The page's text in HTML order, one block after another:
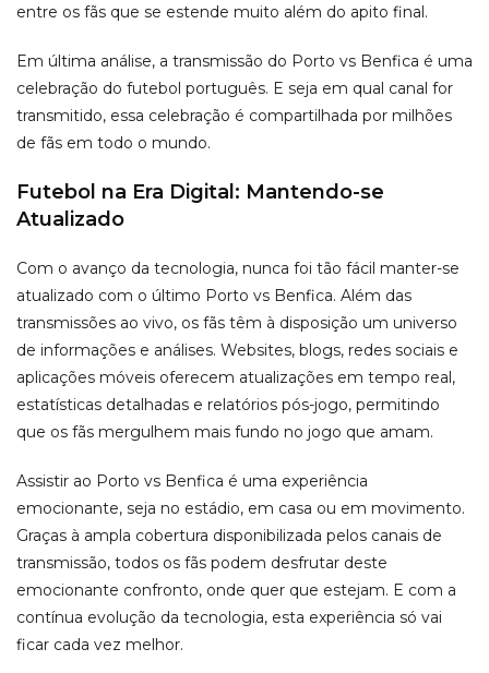
entre os fãs que se estende muito além do apito final.
Em última análise, a transmissão do Porto vs Benfica é uma
celebração do futebol português. E seja em qual canal for
transmitido, essa celebração é compartilhada por milhões
de fãs em todo o mundo.
Futebol na Era Digital: Mantendo-se
Atualizado
Com o avanço da tecnologia, nunca foi tão fácil manter-se
atualizado com o último Porto vs Benfica. Além das
transmissões ao vivo, os fãs têm à disposição um universo
de informações e análises. Websites, blogs, redes sociais e
aplicações móveis oferecem atualizações em tempo real,
estatísticas detalhadas e relatórios pós-jogo, permitindo
que os fãs mergulhem mais fundo no jogo que amam.
Assistir ao Porto vs Benfica é uma experiência
emocionante, seja no estádio, em casa ou em movimento.
Graças à ampla cobertura disponibilizada pelos canais de
transmissão, todos os fãs podem desfrutar deste
emocionante confronto, onde quer que estejam. E com a
contínua evolução da tecnologia, esta experiência só vai
ficar cada vez melhor.